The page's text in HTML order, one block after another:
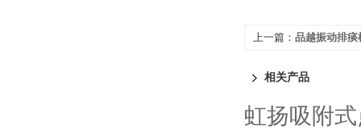
上一篇： 品越振动排痰
相关产品
虹扬吸附